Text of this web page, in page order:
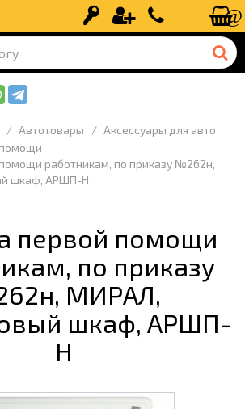
Вход Регистрация+7 (499) 110-
Автотовары
Аксессуары для авто
работникам, по приказу №262н,
шкаф, АРШП-Н
первой помощи
по приказу
МИРАЛ,
шкаф, АРШП-
Н